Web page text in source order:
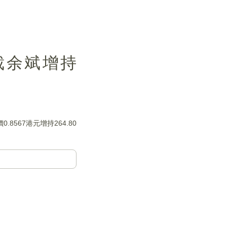
余斌增持
0.8567港元增持264.80